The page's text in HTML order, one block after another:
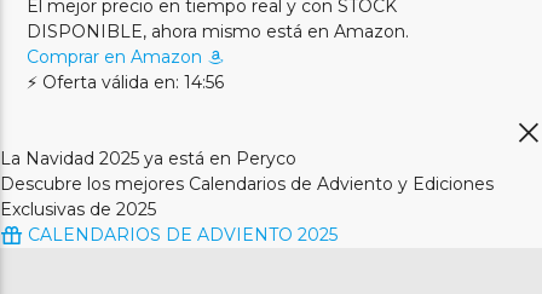
El mejor precio en tiempo real y con STOCK
DISPONIBLE, ahora mismo está en Amazon.
Comprar en Amazon
⚡ Oferta válida en: 14:56
La Navidad 2025 ya está en Peryco
Descubre los mejores Calendarios de Adviento y Ediciones
Exclusivas de 2025
CALENDARIOS DE ADVIENTO 2025